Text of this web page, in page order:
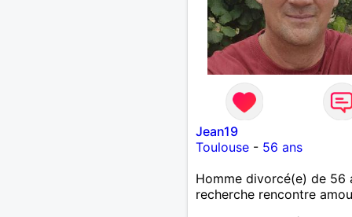
Jean19
Toulouse- 56 ans
Homme divorcé(e) de 56
recherche rencontre